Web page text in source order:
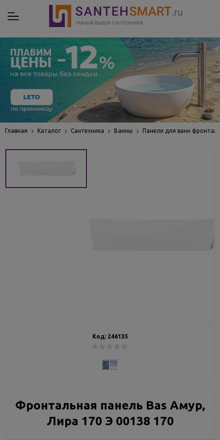
Главная Каталог Сантехника Ванны Панели для ванн
Код: 246135
Фронтальная панель Bas Амур,
Лира 170 Э 00138 170